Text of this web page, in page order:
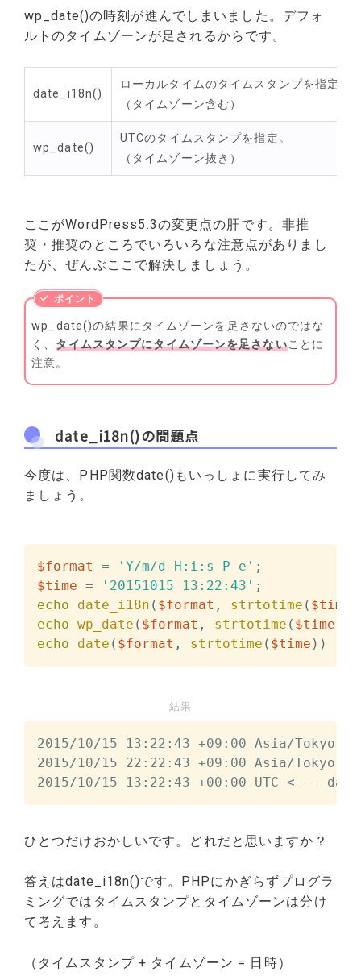
wp_date()の時刻が進んでしまいました。デフォ
ルトのタイムゾーンが足されるからです。
date_i18n()
ローカルタイムのタイムスタンプを指定。
（タイムゾーン含む）
wp_date()
UTCのタイムスタンプを指定。
（タイムゾーン抜き）
ここがWordPress5.3の変更点の肝です。非推
奨・推奨のところでいろいろな注意点がありまし
たが、ぜんぶここで解決しましょう。
wp_date()の結果にタイムゾーンを足さないのではな
く、タイムスタンプにタイムゾーンを足さないことに
注意。
date_i18n()の問題点
今度は、PHP関数date()もいっしょに実行してみ
ましょう。
$format = 'Y/m/d H:i:s P e' ;
$time = '20151015 13:22:43' ;
echo
date_i18n ( $format , strtotime ( $time
echo wp_date ( $format , strtotime ( $time
echo
date ( $format , strtotime ( $time ) )
結果
2015/10/15 13:22:43 +09:00 Asia/Tokyo
2015/10/15 22:22:43 +09:00 Asia/Tokyo
2015/10/15 13:22:43 +00:00 UTC <---
ひとつだけおかしいです。どれだと思いますか？
答えはdate_i18n()です。PHPにかぎらずプログラ
ミングではタイムスタンプとタイムゾーンは分け
て考えます。
（タイムスタンプ + タイムゾーン = 日時）